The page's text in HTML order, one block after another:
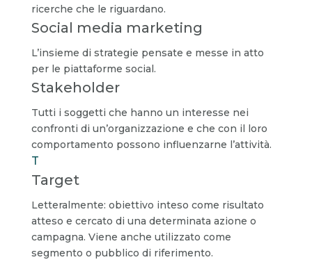
ricerche che le riguardano.
Social media marketing
L’insieme di strategie pensate e messe in atto
per le piattaforme social.
Stakeholder
Tutti i soggetti che hanno un interesse nei
confronti di un’organizzazione e che con il loro
comportamento possono influenzarne l’attività.
T
Target
Letteralmente: obiettivo inteso come risultato
atteso e cercato di una determinata azione o
campagna. Viene anche utilizzato come
segmento o pubblico di riferimento.